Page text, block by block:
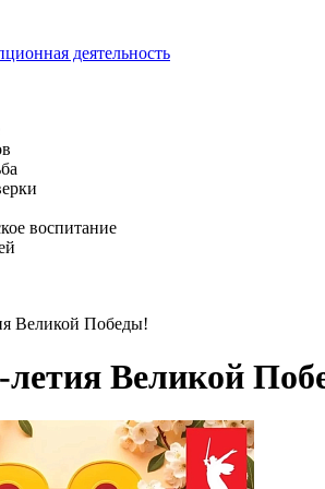
деятельность
воспитание
Великой Победы!
летия Великой